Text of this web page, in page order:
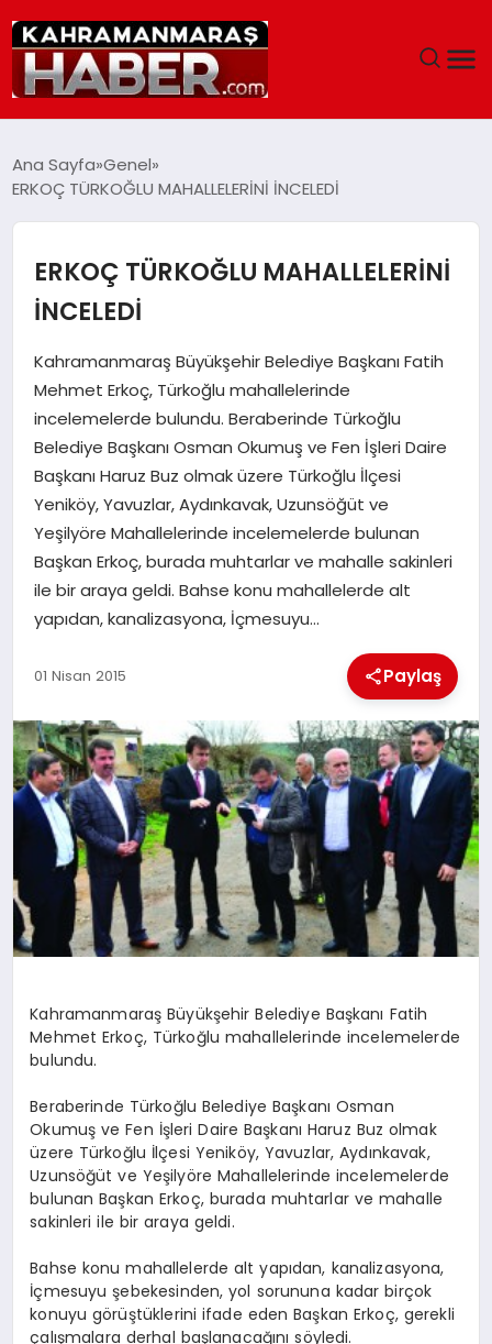
SIYASET
EĞITIM
EKONOMI
SAĞLIK
GENEL
SPOR
İLÇE HABERLERI
DÜNYA
YAZARLAR
KÜNYE
Ana Sayfa Genel
ERKOÇ TÜRKOĞLU MAHALLELERİNİ İNCELEDİ
ERKOÇ TÜRKOĞLU MAHALLELERİNİ
İNCELEDİ
Kahramanmaraş Büyükşehir Belediye Başkanı Fatih
Mehmet Erkoç, Türkoğlu mahallelerinde
incelemelerde bulundu. Beraberinde Türkoğlu
Belediye Başkanı Osman Okumuş ve Fen İşleri Daire
Başkanı Haruz Buz olmak üzere Türkoğlu İlçesi
Yeniköy, Yavuzlar, Aydınkavak, Uzunsöğüt ve
Yeşilyöre Mahallelerinde incelemelerde bulunan
Başkan Erkoç, burada muhtarlar ve mahalle sakinleri
ile bir araya geldi. Bahse konu mahallelerde alt
yapıdan, kanalizasyona, İçmesuyu…
01 Nisan 2015 Paylaş
Kahramanmaraş Büyükşehir Belediye Başkanı Fatih
Mehmet Erkoç, Türkoğlu mahallelerinde incelemelerde
bulundu.
Beraberinde Türkoğlu Belediye Başkanı Osman
Okumuş ve Fen İşleri Daire Başkanı Haruz Buz olmak
üzere Türkoğlu İlçesi Yeniköy, Yavuzlar, Aydınkavak,
Uzunsöğüt ve Yeşilyöre Mahallelerinde incelemelerde
bulunan Başkan Erkoç, burada muhtarlar ve mahalle
sakinleri ile bir araya geldi.
Bahse konu mahallelerde alt yapıdan, kanalizasyona,
İçmesuyu şebekesinden, yol sorununa kadar birçok
konuyu görüştüklerini ifade eden Başkan Erkoç, gerekli
çalışmalara derhal başlanacağını söyledi.